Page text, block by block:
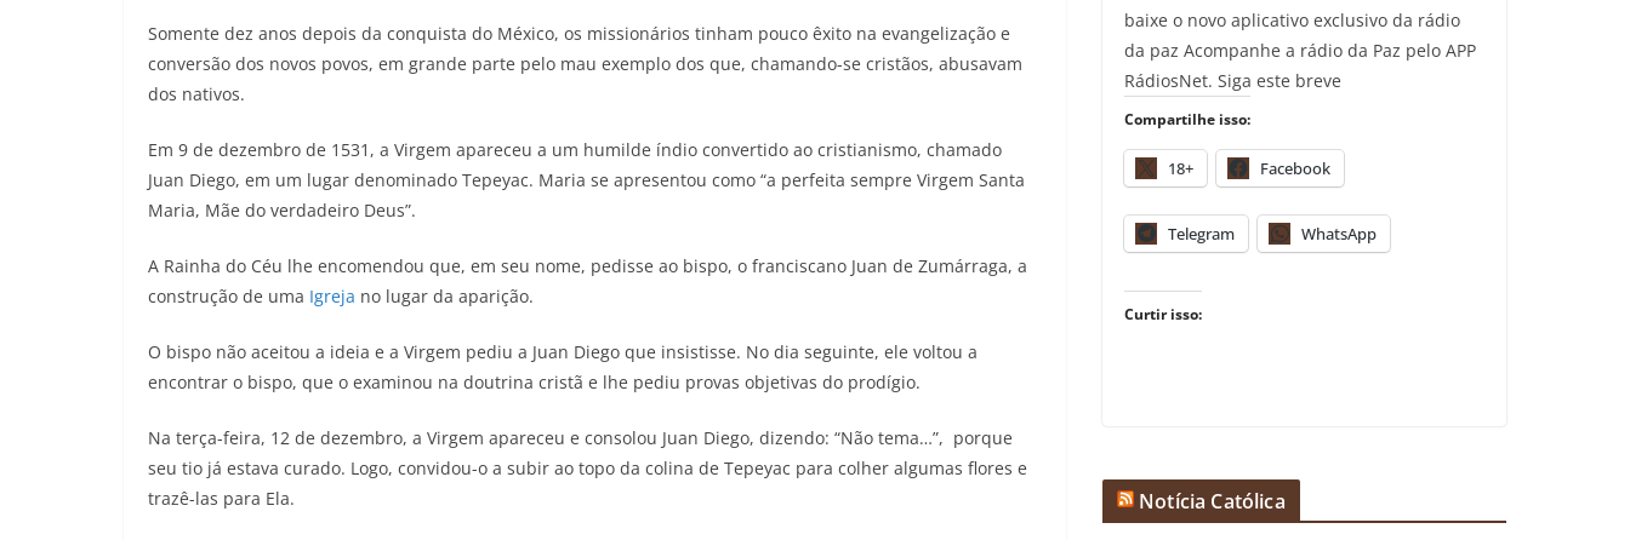
para
aumentar
o
volume.
Somente dez anos depois da conquista do México, os missionários tinham pouco êxito na evangelização e
conversão dos novos povos, em grande parte pelo mau exemplo dos que, chamando-se cristãos, abusavam
dos nativos.
Em 9 de dezembro de 1531, a Virgem apareceu a um humilde índio convertido ao cristianismo, chamado
Juan Diego, em um lugar denominado Tepeyac. Maria se apresentou como “a perfeita sempre Virgem Santa
Maria, Mãe do verdadeiro Deus”.
A Rainha do Céu lhe encomendou que, em seu nome, pedisse ao bispo, o franciscano Juan de Zumárraga, a
construção de uma Igreja no lugar da aparição.
O bispo não aceitou a ideia e a Virgem pediu a Juan Diego que insistisse. No dia seguinte, ele voltou a
encontrar o bispo, que o examinou na doutrina cristã e lhe pediu provas objetivas do prodígio.
Na terça-feira, 12 de dezembro, a Virgem apareceu e consolou Juan Diego, dizendo: “Não tema…”, porque
seu tio já estava curado. Logo, convidou-o a subir ao topo da colina de Tepeyac para colher algumas flores e
trazê-las para Ela.
baixe o novo aplicativo exclusivo da rádio
da paz Acompanhe a rádio da Paz pelo APP
RádiosNet. Siga este breve
Compartilhe isso:
18+ Facebook
Telegram WhatsApp
Curtir isso:
Notícia Católica